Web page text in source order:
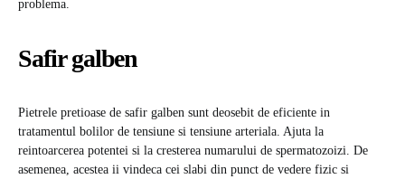
problema.
Safir galben
Pietrele pretioase de safir galben sunt deosebit de eficiente in
tratamentul bolilor de tensiune si tensiune arteriala. Ajuta la
reintoarcerea potentei si la cresterea numarului de spermatozoizi. De
asemenea, acestea ii vindeca cei slabi din punct de vedere fizic si